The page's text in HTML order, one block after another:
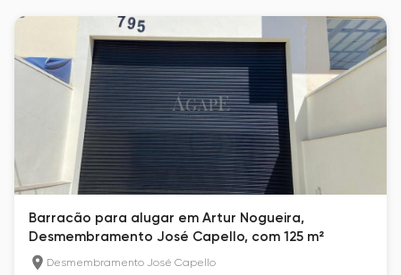
Barracão para alugar em Artur Nogueira,
Desmembramento José Capello, com 125 m²
Desmembramento José Capello